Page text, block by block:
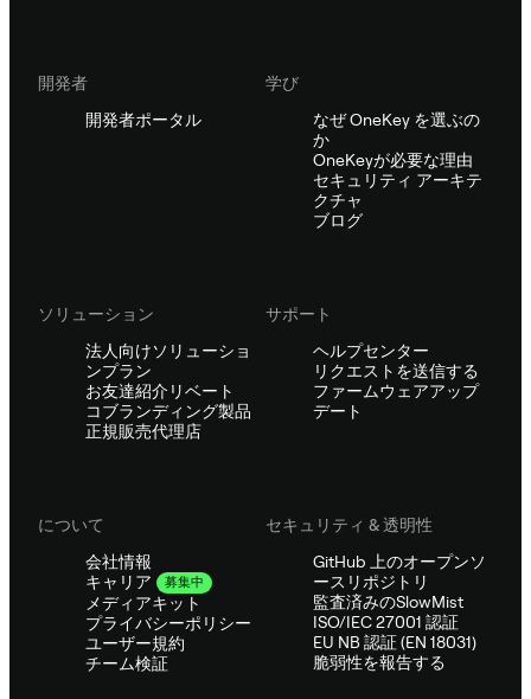
開発者
開発者ポータル
学び
なぜ OneKey を選ぶの
か
OneKeyが必要な理由
セキュリティ アーキテ
クチャ
ブログ
ソリューション
法人向けソリューショ
ンプラン
お友達紹介リベート
コブランディング製品
正規販売代理店
サポート
ヘルプセンター
リクエストを送信する
ファームウェアアップ
デート
について
会社情報
キャリア
募集中
メディアキット
プライバシーポリシー
ユーザー規約
チーム検証
セキュリティ & 透明性
GitHub 上のオープンソ
ースリポジトリ
監査済みのSlowMist
ISO/IEC 27001 認証
EU NB 認証 (EN 18031)
脆弱性を報告する